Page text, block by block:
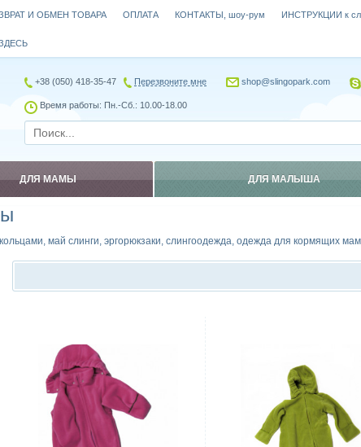
май слинги, эргорюкзаки, слингоодежда, одежда для кормящих
И ОБМЕН ТОВАРА ОПЛАТА КОНТАКТЫ, шоу-рум ИНСТРУКЦИИ к
+38 (050) 418-35-47 Перезвоните мне shop@slingopark.com
Время работы: Пн.-Сб.: 10.00-18.00
ДЛЯ МАМЫ ДЛЯ МАЛЫША